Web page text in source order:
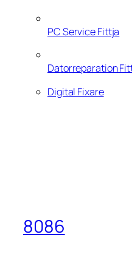
PC Service Fittja
Datorreparation
Digital Fixare
8086